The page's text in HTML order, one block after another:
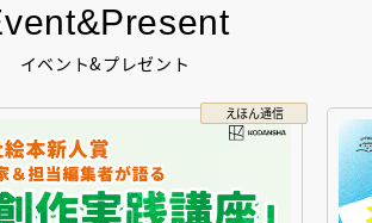
イベント&プレゼント
えほん通信